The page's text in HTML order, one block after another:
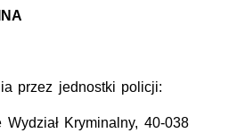
przez jednostki policji:
Wydział Kryminalny, 40-038